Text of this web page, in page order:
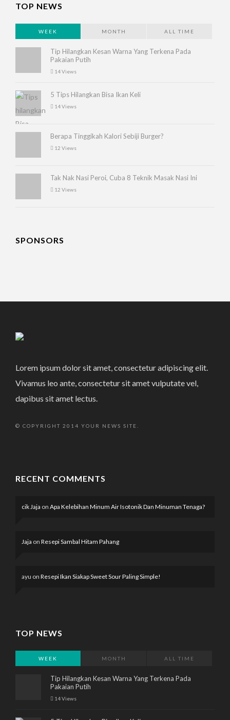
TOP NEWS
WEEK MONTH ALL TIME
Tip Hilangkan Kesan Warna Yang Terkena Pada
Pakaian Putih
14 Views
5 Tips Hilangkan Bisa Ikan Keli
14 Views
Berapa Tinggikah Kalori Sebiji Burger?
12 Views
Tak Nak Nasi Peroi, Cuba 8 Teknik Masak Nasi Ini
12 Views
SPONSORS
Lorem ipsum dolor sit amet, consectetur adipiscing elit.
Vivamus leo ante, consectetur sit amet vulputate vel,
dapibus sit amet lectus.
© COPYRIGHT 2014 YOUR NEWS SITE.
RECENT COMMENTS
cik Jaja on Apa Kelebihan Minum Air Isotonik Dan Minuman Tenaga?
Jaja on Resepi Sambal Hitam Pahang
ayu on Resepi Ikan Siakap Sweet Sour Paling Simple!
TOP NEWS
WEEK MONTH ALL TIME
Tip Hilangkan Kesan Warna Yang Terkena Pada
Pakaian Putih
14 Views